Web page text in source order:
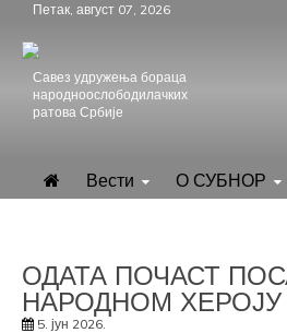
content
Петак, август 07, 2026
Савез удружења бораца
народноослободилачких
ратова Србије
СУБНОР
Вести О СУБНОР
ОДАТА ПОЧАСТ
НАРОДНОМ
5. јун 2026.